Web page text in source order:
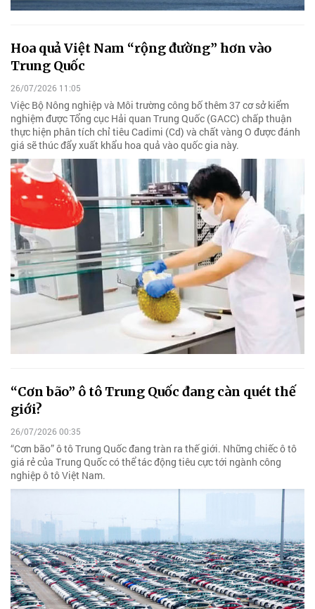
Hoa quả Việt Nam “rộng đường” hơn vào
Trung Quốc
26/07/2026 11:05
Việc Bộ Nông nghiệp và Môi trường công bố thêm 37 cơ sở kiểm
nghiệm được Tổng cục Hải quan Trung Quốc (GACC) chấp thuận
thực hiện phân tích chỉ tiêu Cadimi (Cd) và chất vàng O được đánh
giá sẽ thúc đẩy xuất khẩu hoa quả vào quốc gia này.
“Cơn bão” ô tô Trung Quốc đang càn quét thế
giới?
26/07/2026 00:35
“Cơn bão” ô tô Trung Quốc đang tràn ra thế giới. Những chiếc ô tô
giá rẻ của Trung Quốc có thể tác động tiêu cực tới ngành công
nghiệp ô tô Việt Nam.